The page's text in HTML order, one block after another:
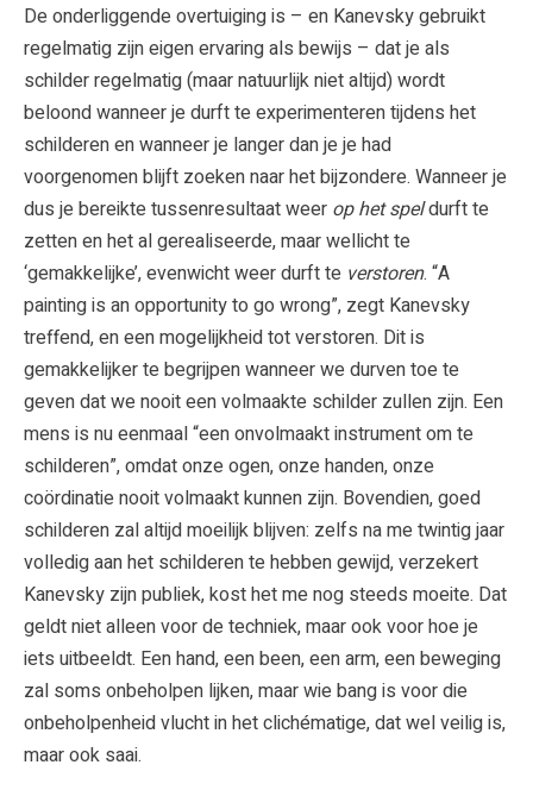
De onderliggende overtuiging is – en Kanevsky gebruikt
regelmatig zijn eigen ervaring als bewijs – dat je als
schilder regelmatig (maar natuurlijk niet altijd) wordt
beloond wanneer je durft te experimenteren tijdens het
schilderen en wanneer je langer dan je je had
voorgenomen blijft zoeken naar het bijzondere. Wanneer je
dus je bereikte tussenresultaat weer op het speldurft te
zetten en het al gerealiseerde, maar wellicht te
‘gemakkelijke’, evenwicht weer durft te verstoren. “A
painting is an opportunity to go wrong”, zegt Kanevsky
treffend, en een mogelijkheid tot verstoren. Dit is
gemakkelijker te begrijpen wanneer we durven toe te
geven dat we nooit een volmaakte schilder zullen zijn. Een
mens is nu eenmaal “een onvolmaakt instrument om te
schilderen”, omdat onze ogen, onze handen, onze
coördinatie nooit volmaakt kunnen zijn. Bovendien, goed
schilderen zal altijd moeilijk blijven: zelfs na me twintig jaar
volledig aan het schilderen te hebben gewijd, verzekert
Kanevsky zijn publiek, kost het me nog steeds moeite. Dat
geldt niet alleen voor de techniek, maar ook voor hoe je
iets uitbeeldt. Een hand, een been, een arm, een beweging
zal soms onbeholpen lijken, maar wie bang is voor die
onbeholpenheid vlucht in het clichématige, dat wel veilig is,
maar ook saai.